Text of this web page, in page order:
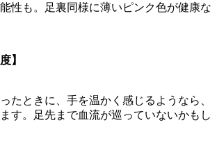
性も。足裏同様に薄いピンク色が健康な
】
たときに、手を温かく感じるようなら、
す。足先まで血流が巡っていないかもし